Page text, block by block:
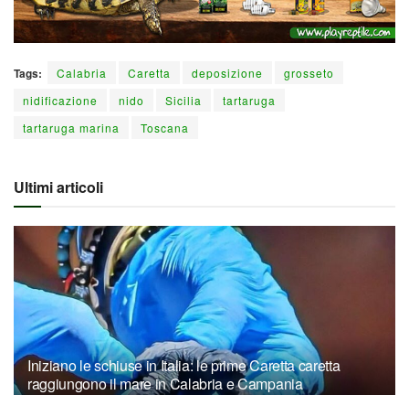
Tags: Calabria Caretta deposizione
grosseto
nidificazione
nido Sicilia
tartaruga
tartaruga marina
Toscana
Ultimi articoli
Iniziano le schiuse in Italia: le prime Caretta caretta
raggiungono il mare in Calabria e Campania